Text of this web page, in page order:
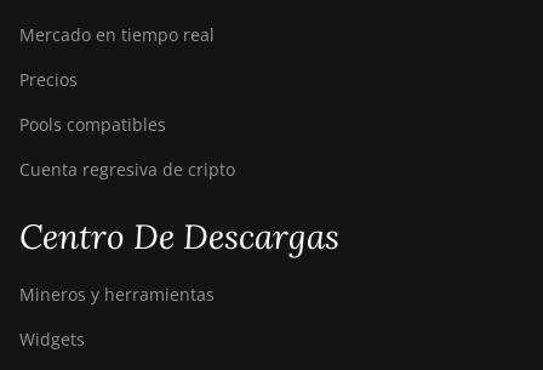
Mercado en tiempo real
Precios
Pools compatibles
Cuenta regresiva de cripto
Centro De Descargas
Mineros y herramientas
Widgets